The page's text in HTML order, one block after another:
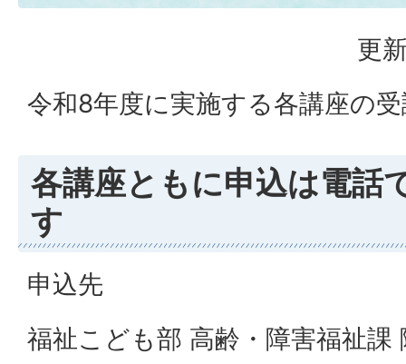
更
令和8年度に実施する各講座の
各講座ともに申込は電話
す
申込先
福祉こども部 高齢・障害福祉課